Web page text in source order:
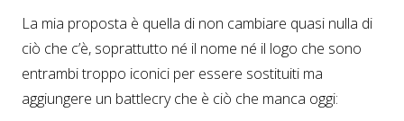
La mia proposta è quella di non cambiare quasi nulla di
ciò che c’è, soprattutto né il nome né il logo che sono
entrambi troppo iconici per essere sostituiti ma
aggiungere un battlecry che è ciò che manca oggi: